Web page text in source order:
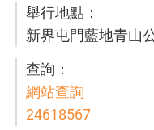
新界屯門藍地青山
網站查詢
24618567